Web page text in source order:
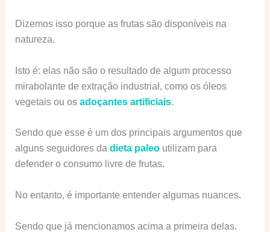
Dizemos isso porque as frutas são disponíveis na
natureza.
Isto é: elas não são o resultado de algum processo
mirabolante de extração industrial, como os óleos
vegetais ou os adoçantes artificiais.
Sendo que esse é um dos principais argumentos que
alguns seguidores da dieta paleoutilizam para
defender o consumo livre de frutas.
No entanto, é importante entender algumas nuances.
Sendo que já mencionamos acima a primeira delas.